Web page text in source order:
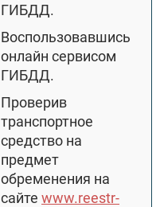
ГИБДД.
Воспользовавшись
онлайн сервисом
ГИБДД.
Проверив
транспортное
средство на
предмет
обременения на
сайте www.reestr-